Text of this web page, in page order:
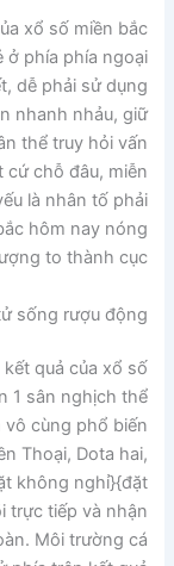
xổ số miền bắc
ở phía phía ngoại
dễ phải sử dụng
nhanh nhảu, giữ
thể truy hỏi vấn
chỗ đâu, miễn
là nhân tố phải
hôm nay nóng
to thành cục.
sống rượu động
quả của xổ số
1 sân nghịch thể
cùng phổ biến
Thoại, Dota hai,
không nghỉ}{đặt
trực tiếp và nhận
Môi trường cá